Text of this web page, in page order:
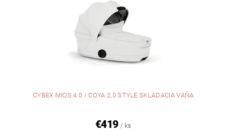
CYBEX MIOS 4.0 / COYA 2.0 STYLE SKLADACIA VAŇA
€419 / ks